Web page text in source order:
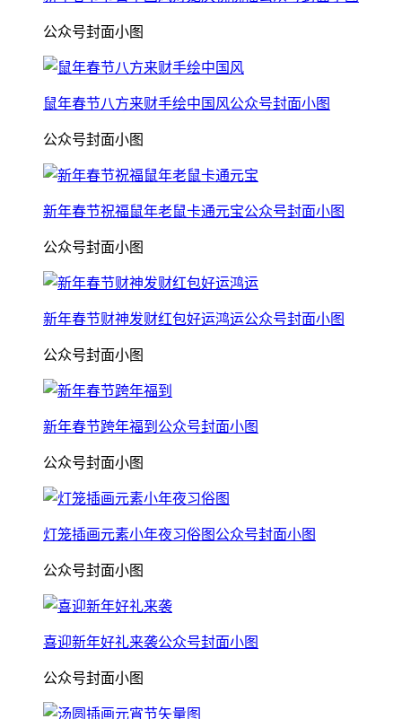
公众号封面小图
鼠年春节八方来财手绘中国风公众号封面小图
公众号封面小图
新年春节祝福鼠年老鼠卡通元宝公众号封面小图
公众号封面小图
新年春节财神发财红包好运鸿运公众号封面小图
公众号封面小图
新年春节跨年福到公众号封面小图
公众号封面小图
灯笼插画元素小年夜习俗图公众号封面小图
公众号封面小图
喜迎新年好礼来袭公众号封面小图
公众号封面小图